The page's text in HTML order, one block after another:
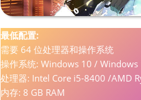
最低配置:
需要 64 位处理器和操作系统
操作系统: Windows 10 / Windows
处理器: Intel Core i5-8400 /AMD
内存: 8 GB RAM